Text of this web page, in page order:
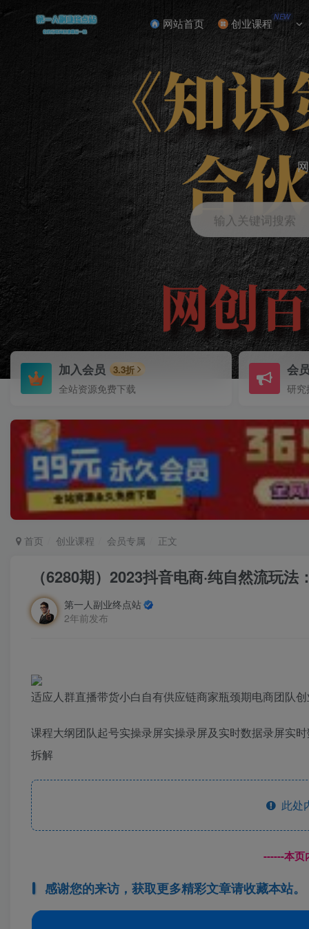
网站首页 创业课程NEW
输入关键词搜索
加入会员 3.3折
全站资源免费下载
会
研究
首页 创业课程 会员专属 正文
（6280期）2023抖音电商·纯自然流玩
第一人副业终点站
2年前发布
适应人群直播带货小白自有供应链商家瓶颈期电商团队
课程大纲团队起号实操录屏实操录屏及实时数据录屏实
拆解
此处
------本页
感谢您的来访，获取更多精彩文章请收藏本站。